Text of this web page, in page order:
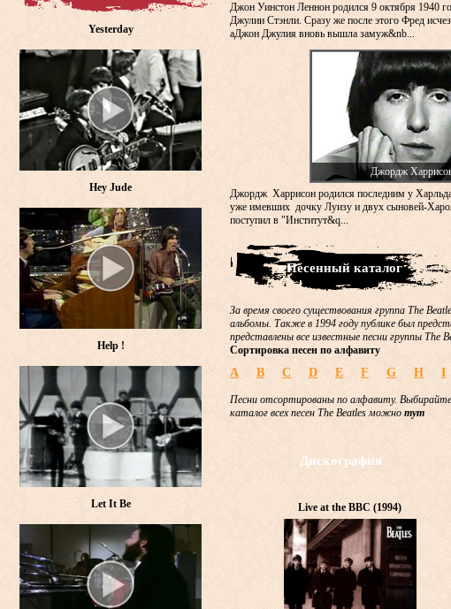
Джон Уинстон Леннон родился 9 октября 1940
Джулии Стэнли. Сразу же после этого Фред
аДжон Джулия вновь вышла замуж&nb...
Джордж
Джордж Харрисон родился последним у
уже имевших дочку Луизу и двух сыновей-
поступил в "Институт&q...
• Песенный каталог
За время своего существования группа The
альбомы. Также в 1994 году публике был
представлены все известные песни группы
Сортировка песен по алфавиту
A B C D E F G H I
Песни отсортированы по алфавиту.
каталог всех песен The Beatles можно тут
Дискография
Live at the BBC (1994)
Yesterday
Hey Jude
Help !
Let It Be